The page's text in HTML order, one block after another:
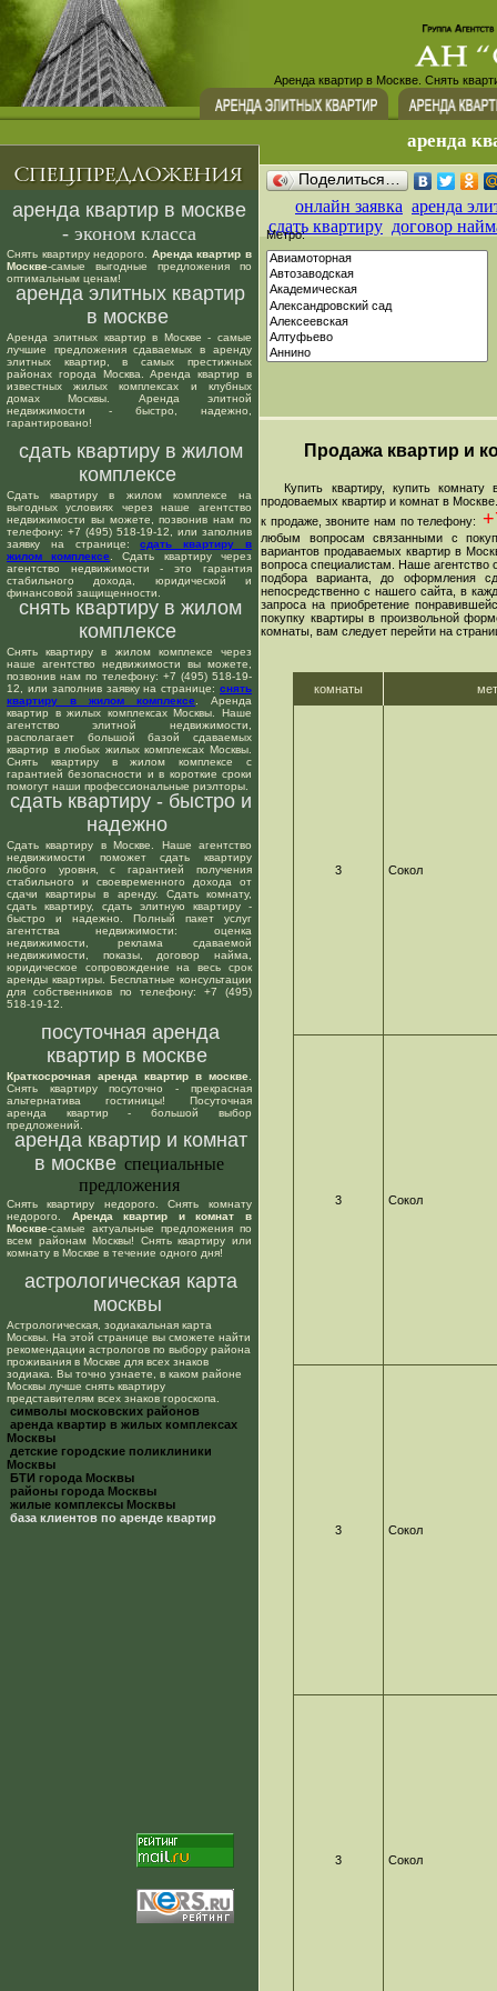
Аренда квартир в Москве. Снять
аренда
аренда квартир в москве
- эконом класса
Снять квартиру недорого. Аренда квартир в
Москве-самые выгодные предложения по
оптимальным ценам!
аренда элитных квартир
в москве
Аренда элитных квартир в Москве - самые
лучшие предложения сдаваемых в аренду
элитных квартир, в самых престижных
районах города Москва. Аренда квартир в
известных жилых комплексах и клубных
домах Москвы. Аренда элитной
недвижимости - быстро, надежно,
гарантировано!
сдать квартиру в жилом
комплексе
Сдать квартиру в жилом комплексе на
выгодных условиях через наше агентство
недвижимости вы можете, позвонив нам по
телефону: +7 (495) 518-19-12, или заполнив
заявку на странице:сдать квартиру в
жилом комплексе . Сдать квартиру через
агентство недвижимости - это гарантия
стабильного дохода, юридической и
финансовой защищенности.
снять квартиру в жилом
комплексе
Снять квартиру в жилом комплексе через
наше агентство недвижимости вы можете,
позвонив нам по телефону: +7 (495) 518-19-
12, или заполнив заявку на странице: снять
квартиру в жилом комплексе . Аренда
квартир в жилых комплексах Москвы. Наше
агентство элитной недвижимости,
располагает большой базой сдаваемых
квартир в любых жилых комплексах Москвы.
Снять квартиру в жилом комплексе с
гарантией безопасности и в короткие сроки
помогут наши профессиональные риэлторы.
сдать квартиру - быстро и
надежно
Сдать квартиру в Москве. Наше агентство
недвижимости поможет сдать квартиру
любого уровня, с гарантией получения
стабильного и своевременного дохода от
сдачи квартиры в аренду. Сдать комнату,
сдать квартиру, сдать элитную квартиру -
быстро и надежно. Полный пакет услуг
агентства недвижимости: оценка
недвижимости, реклама сдаваемой
недвижимости, показы, договор найма,
юридическое сопровождение на весь срок
аренды квартиры. Бесплатные консультации
для собственников по телефону: +7 (495)
518-19-12.
посуточная аренда
квартир в москве
Краткосрочная аренда квартир в москве
Снять квартиру посуточно - прекрасная
альтернатива гостиницы! Посуточная
аренда квартир - большой выбор
предложений.
аренда квартир и комнат
в москве специальные
предложения
Снять квартиру недорого. Снять комнату
недорого. Аренда квартир и комнат в
Москве-самые актуальные предложения по
всем районам Москвы! Снять квартиру или
комнату в Москве в течение одного дня!
астрологическая карта
москвы
Астрологическая, зодиакальная карта
Москвы. На этой странице вы сможете найти
рекомендации астрологов по выбору района
проживания в Москве для всех знаков
зодиака. Вы точно узнаете, в каком районе
Москвы лучше снять квартиру
представителям всех знаков гороскопа.
cимволы московских районов
аренда квартир в жилых комплексах
Москвы
детские городские поликлиники
Москвы
БТИ города Москвы
районы города Москвы
жилые комплексы Москвы
база клиентов по аренде квартир
Поделиться…
онлайн заявка аренда
сдать квартиру договор
Метро:
Продажа квартир и
Купить квартиру, купить комнату
продоваемых квартир и комнат в
к продаже, звоните нам по телефону:
любым вопросам связанными с
вариантов продаваемых квартир в
вопроса специалистам. Наше агентство
подбора варианта, до оформления
непосредственно с нашего сайта, в
запроса на приобретение
покупку квартиры в произвольной
комнаты, вам следует перейти на
комнаты
3 Сокол
3 Сокол
3 Сокол
3 Сокол